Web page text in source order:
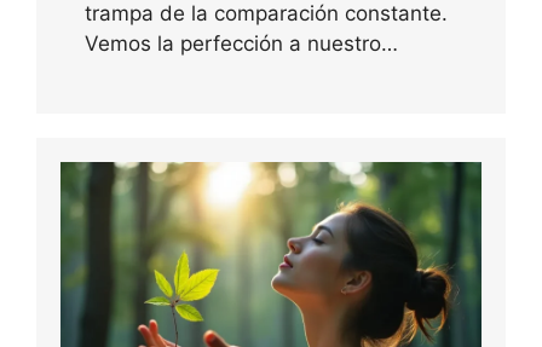
trampa de la comparación constante.
Vemos la perfección a nuestro…